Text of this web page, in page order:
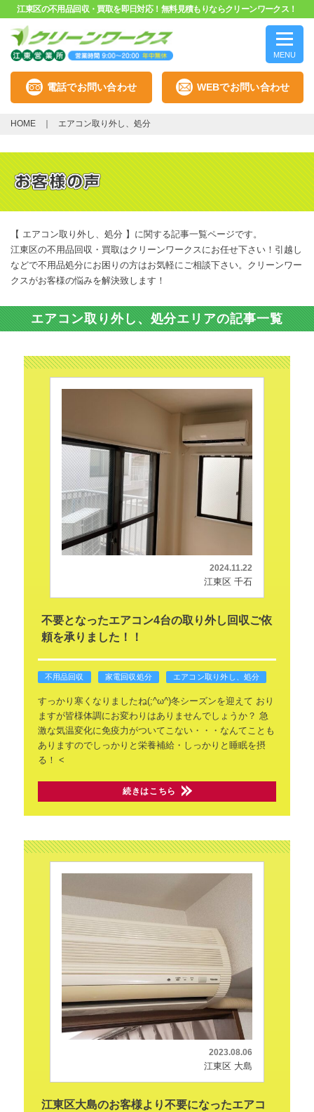
江東区の不用品回収・買取を即日対応！無料見積もりならクリーンワークス！
MENU
電話でお問い合わせ WEBでお問い合わせ
HOME エアコン取り外し、処分
【 エアコン取り外し、処分 】に関する記事一覧ページです。
江東区の不用品回収・買取はクリーンワークスにお任せ下さい！引越し
などで不用品処分にお困りの方はお気軽にご相談下さい。クリーンワー
クスがお客様の悩みを解決致します！
エアコン取り外し、処分エリアの記事一覧
2024.11.22
江東区 千石
不要となったエアコン4台の取り外し回収ご依
頼を承りました！！
不用品回収 家電回収処分 エアコン取り外し、処分
すっかり寒くなりましたね(;^ω^)冬シーズンを迎えて おり
ますが皆様体調にお変わりはありませんでしょうか？ 急
激な気温変化に免疫力がついてこない・・・なんてことも
ありますのでしっかりと栄養補給・しっかりと睡眠を摂
る！ <
続きはこちら
2023.08.06
江東区 大島
江東区大島のお客様より不要になったエアコ